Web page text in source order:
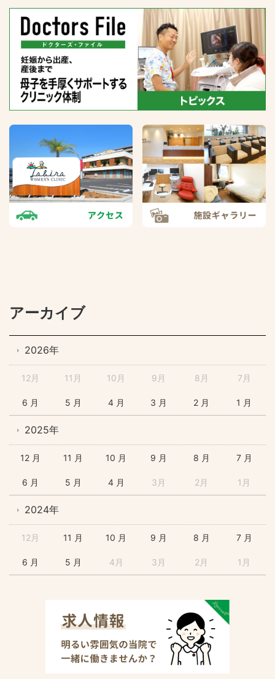
アーカイブ
2026年
12月 11月 10月 9月 8月 7月
6 月 5 月 4 月 3 月 2 月 1 月
2025年
12 月 11 月 10 月 9 月 8 月 7 月
6 月 5 月 4 月 3月 2月 1月
2024年
12月 11 月 10 月 9 月 8 月 7 月
6 月 5 月 4月 3月 2月 1月